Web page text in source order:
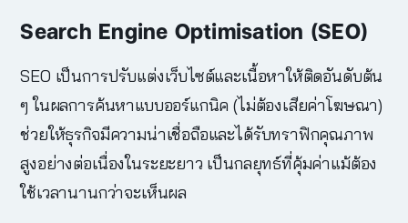
Search Engine Optimisation (SEO)
SEO เป็นการปรับแต่งเว็บไซต์และเนื้อหาให้ติดอันดับต้น
ๆ ในผลการค้นหาแบบออร์แกนิค (ไม่ต้องเสียค่าโฆษณา)
ช่วยให้ธุรกิจมีความน่าเชื่อถือและได้รับทราฟิกคุณภาพ
สูงอย่างต่อเนื่องในระยะยาว เป็นกลยุทธ์ที่คุ้มค่าแม้ต้อง
ใช้เวลานานกว่าจะเห็นผล